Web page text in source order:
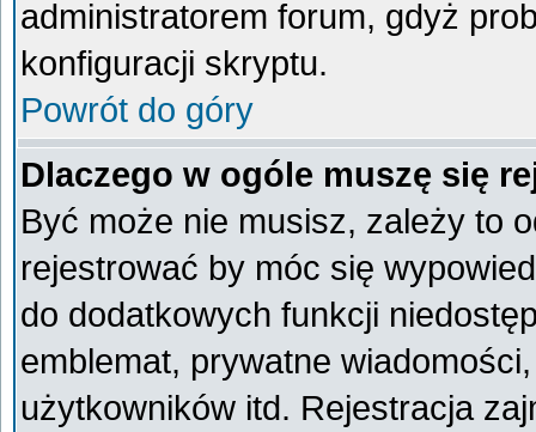
administratorem forum, gdyż
konfiguracji skryptu.
Powrót do góry
Dlaczego w ogóle muszę się
Być może nie musisz, zależy to
rejestrować by móc się
do dodatkowych funkcji
emblemat, prywatne
użytkowników itd. Rejestracja